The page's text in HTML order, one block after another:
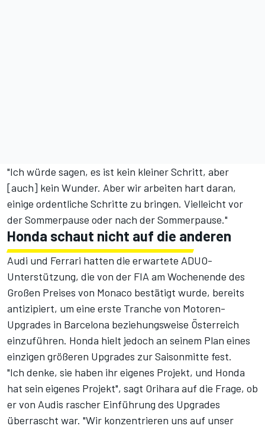
"Ich würde sagen, es ist kein kleiner Schritt, aber
[auch] kein Wunder. Aber wir arbeiten hart daran,
einige ordentliche Schritte zu bringen. Vielleicht vor
der Sommerpause oder nach der Sommerpause."
Honda schaut nicht auf die anderen
Audi und Ferrari hatten die erwartete ADUO-
Unterstützung, die von der FIA am Wochenende des
Großen Preises von Monaco bestätigt wurde, bereits
antizipiert, um eine erste Tranche von Motoren-
Upgrades in Barcelona beziehungsweise Österreich
einzuführen. Honda hielt jedoch an seinem Plan eines
einzigen größeren Upgrades zur Saisonmitte fest.
"Ich denke, sie haben ihr eigenes Projekt, und Honda
hat sein eigenes Projekt", sagt Orihara auf die Frage, ob
er von Audis rascher Einführung des Upgrades
überrascht war. "Wir konzentrieren uns auf unser